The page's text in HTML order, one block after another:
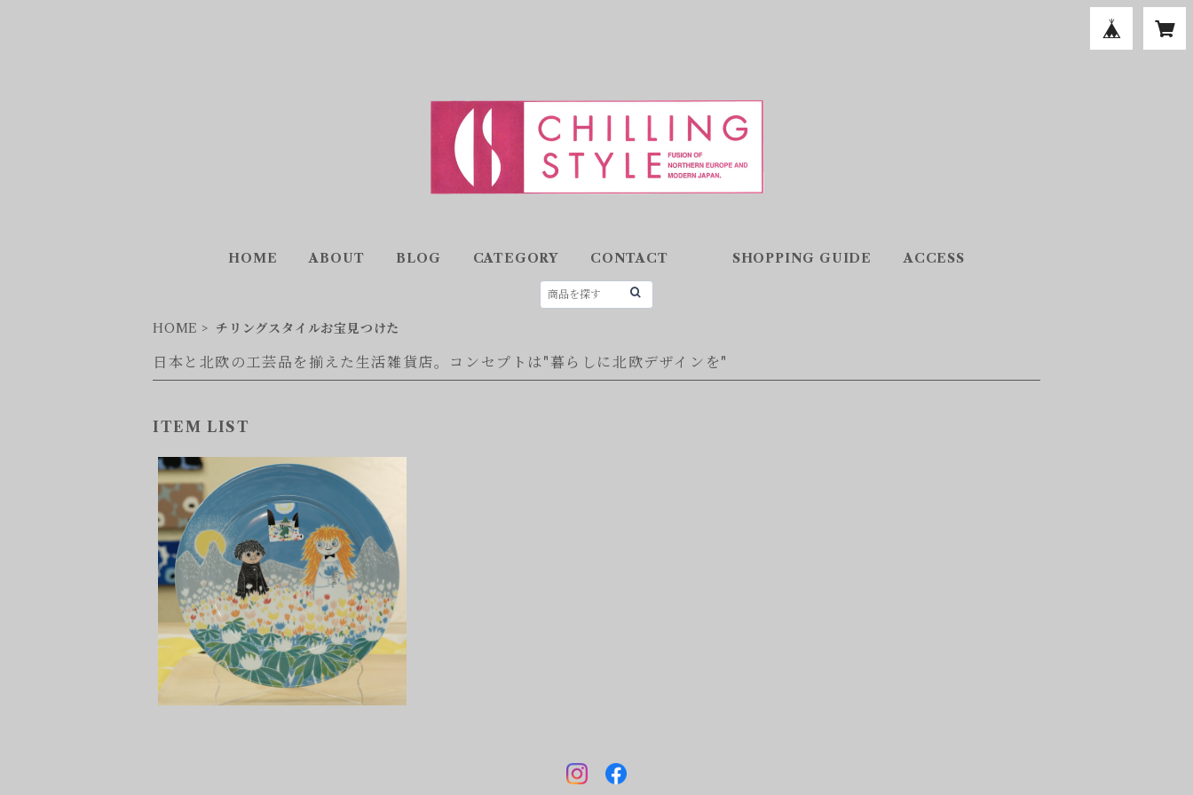
HOME ABOUT BLOG CATEGORY CONTACT SHOPPING GUIDE ACCESS
HOME チリングスタイルお宝見つけた
日本と北欧の工芸品を揃えた生活雑貨店。コンセプトは"暮らしに北欧デザインを"
ITEM LIST
大切な人に出会ったら。ARABIA /
MOOMIN SERVING PLATE 3
0㎝ friendship
¥8,800